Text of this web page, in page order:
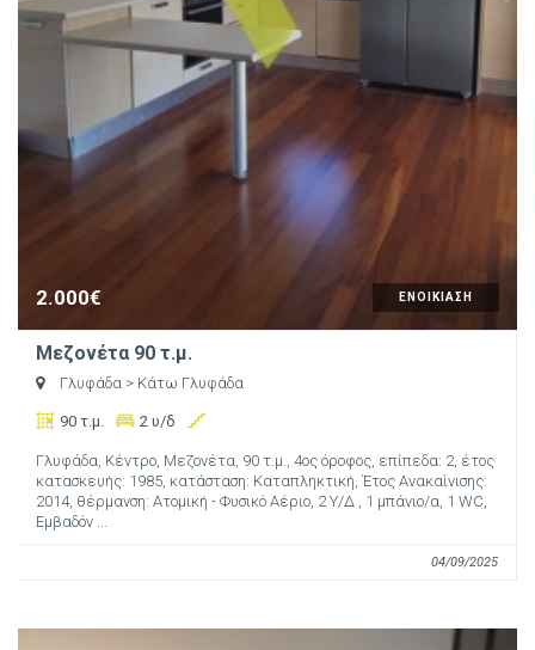
ΕΝΟΙΚΙΑΣΗ
2.000€
Μεζονέτα 90 τ.μ.
Γλυφάδα > Κάτω Γλυφάδα
90 τ.μ. 2 υ/δ
Γλυφάδα, Κέντρο, Μεζονέτα, 90 τ.μ., 4ος όροφος, επίπεδα: 2, έτος
κατασκευής: 1985, κατάσταση: Καταπληκτική, Έτος Ανακαίνισης:
2014, θέρμανση: Ατομική - Φυσικό Αέριο, 2 Υ/Δ , 1 μπάνιο/α, 1 WC,
Εμβαδόν ...
04/09/2025